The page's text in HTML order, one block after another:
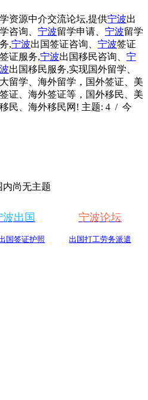
资源中介交流论坛,提供宁波出
咨询、 宁波留学申请、 宁波留学
,宁波出国签证咨询、 宁波签证
证服务,宁波出国移民咨询、 宁
出国移民服务,实现国外留学、
留学、海外留学，国外签证、美
证、海外签证等，国外移民、美
民、海外移民网! 主题: 4 / 今
尚无主题
波出国
国签证护照
宁波论坛
出国打工劳务派遣